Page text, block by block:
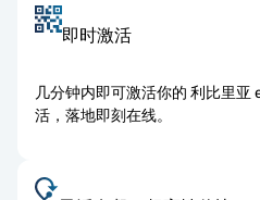
即时激活
几分钟内即可激活你的 利比里亚
活，落地即刻在线。